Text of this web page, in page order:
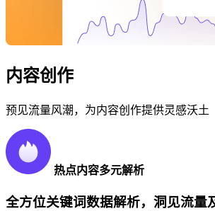
内容创作
预见流量风潮，为内容创作提供灵感沃土
热点内容多元解析
全方位关键词数据解析，洞见流量